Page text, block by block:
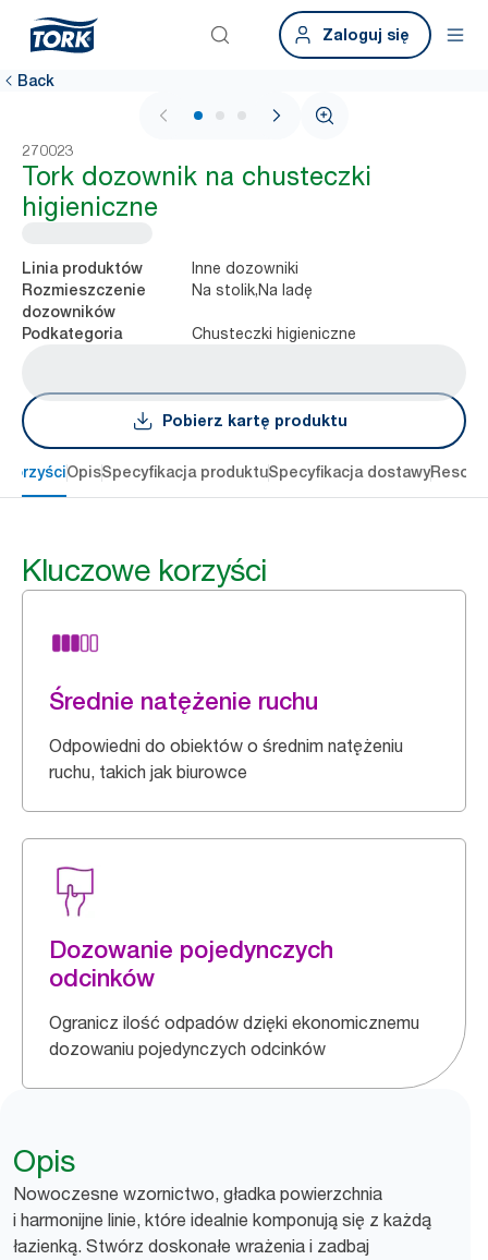
Zaloguj się
Back
1 / 3
270023
Tork dozownik na chusteczki
higieniczne
Linia produktów Inne dozowniki
Rozmieszczenie
dozowników
Na stolik,Na ladę
Podkategoria Chusteczki higieniczne
Pobierz kartę produktu
korzyściOpisSpecyfikacja produktuSpecyfikacja dostawy
Kluczowe korzyści
Średnie natężenie ruchu
Odpowiedni do obiektów o średnim natężeniu
ruchu, takich jak biurowce
Dozowanie pojedynczych
odcinków
Ogranicz ilość odpadów dzięki ekonomicznemu
dozowaniu pojedynczych odcinków
Opis
Nowoczesne wzornictwo, gładka powierzchnia
i harmonijne linie, które idealnie komponują się z każdą
łazienką. Stwórz doskonałe wrażenia i zadbaj